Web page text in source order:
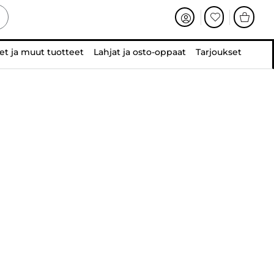
ja muut tuotteet Lahjat ja osto-oppaat Tarjoukset